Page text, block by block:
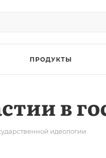
ПРОДУКТЫ
в
идеологии